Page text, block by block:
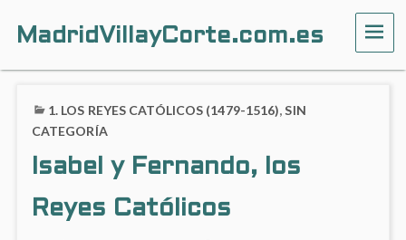
MadridVillayCorte.com.es
1. LOS REYES CATÓLICOS (1479-1516),SIN
CATEGORÍA
Isabel y Fernando, los
Reyes Católicos